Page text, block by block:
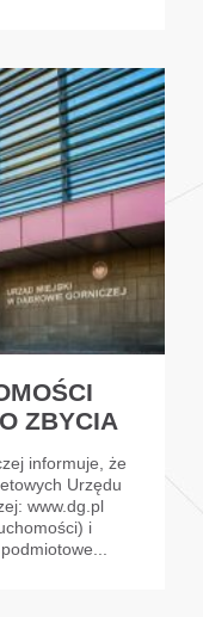
ZBYCIA
informuje, że
Urzędu
www.dg.pl
i